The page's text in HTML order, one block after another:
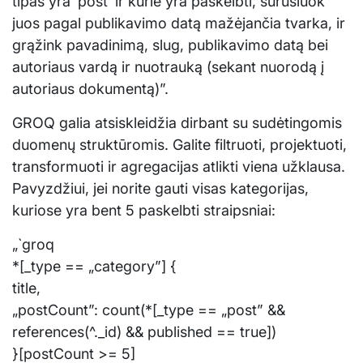
juos pagal publikavimo datą mažėjančia tvarka, ir
grąžink pavadinimą, slug, publikavimo datą bei
autoriaus vardą ir nuotrauką (sekant nuorodą į
autoriaus dokumentą)”.
GROQ galia atsiskleidžia dirbant su sudėtingomis
duomenų struktūromis. Galite filtruoti, projektuoti,
transformuoti ir agregacijas atlikti viena užklausa.
Pavyzdžiui, jei norite gauti visas kategorijas,
kuriose yra bent 5 paskelbti straipsniai:
„`groq
*[_type == „category”] {
title,
„postCount”: count(*[_type == „post” &&
references(^._id) && published == true])
}[postCount >= 5]